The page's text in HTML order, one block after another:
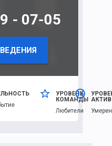
- 07-05
УРОВЕНЬ
КОМАНДЫ
Любители